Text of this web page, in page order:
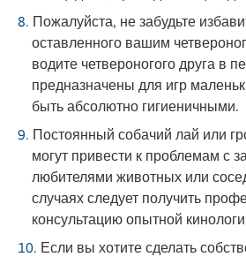
Пожалуйста, не забудьте
оставленного вашим
водите четвероногого друга в
предназначены для игр
быть абсолютно гигиеничными.
Постоянный собачий лай или
могут привести к проблемам с
любителями животных или
случаях следует получить
консультацию опытной
Если вы хотите сделать